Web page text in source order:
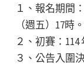
１、報名期間
（週五）17時。
２、初賽：114
３、公告入圍